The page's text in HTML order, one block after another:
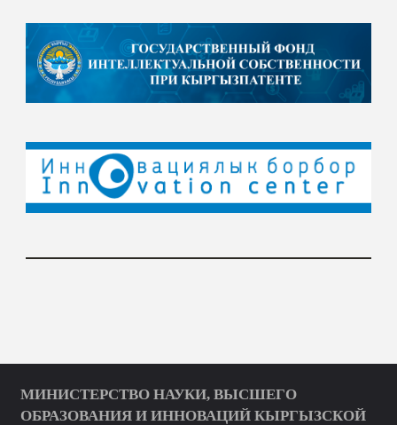
МИНИСТЕРСТВО НАУКИ, ВЫСШЕГО
ОБРАЗОВАНИЯ И ИННОВАЦИЙ КЫРГЫЗСКОЙ